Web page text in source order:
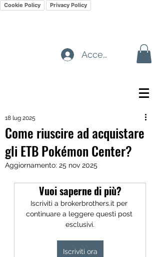
Cookie Policy Privacy Policy
Accedi
Come riuscire ad acquistare
gli ETB Pokémon Center?
18 lug 2025
Aggiornamento: 25 nov 2025
Vuoi saperne di più?
Iscriviti a brokerbrothers.it per
continuare a leggere questi post
esclusivi.
Iscriviti ora